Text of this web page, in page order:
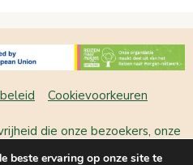
Cookievoorkeuren
die onze bezoekers, onze
beste ervaring op onze site te